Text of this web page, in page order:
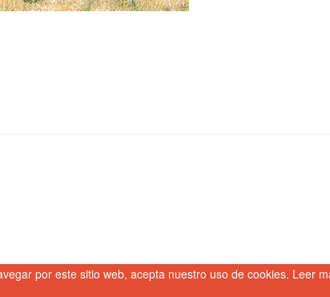
por este sitio web, acepta nuestro uso de cookies. Leer